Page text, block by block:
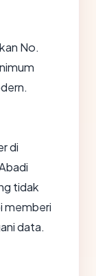
No.
di
tidak
memberi
data.